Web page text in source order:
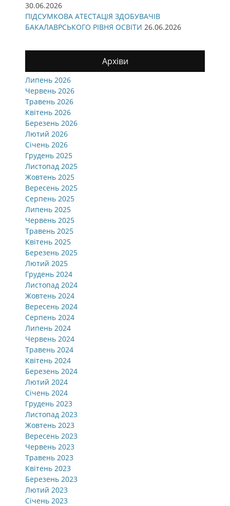
30.06.2026
ПІДСУМКОВА АТЕСТАЦІЯ ЗДОБУВАЧІВ
БАКАЛАВРСЬКОГО РІВНЯ ОСВІТИ 26.06.2026
Архіви
Липень 2026
Червень 2026
Травень 2026
Квітень 2026
Березень 2026
Лютий 2026
Січень 2026
Грудень 2025
Листопад 2025
Жовтень 2025
Вересень 2025
Серпень 2025
Липень 2025
Червень 2025
Травень 2025
Квітень 2025
Березень 2025
Лютий 2025
Грудень 2024
Листопад 2024
Жовтень 2024
Вересень 2024
Серпень 2024
Липень 2024
Червень 2024
Травень 2024
Квітень 2024
Березень 2024
Лютий 2024
Січень 2024
Грудень 2023
Листопад 2023
Жовтень 2023
Вересень 2023
Червень 2023
Травень 2023
Квітень 2023
Березень 2023
Лютий 2023
Січень 2023